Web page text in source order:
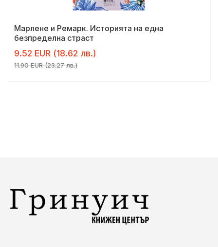
Марлене и Ремарк. Историята на една
безпределна страст
9.52 EUR (18.62 лв.)
11.90 EUR (23.27 лв.)